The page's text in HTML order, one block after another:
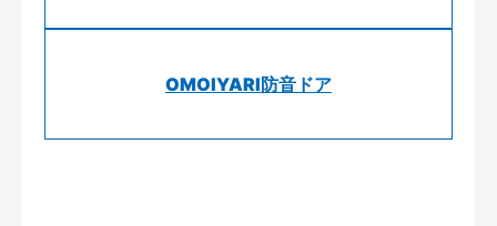
OMOIYARI防音ドア